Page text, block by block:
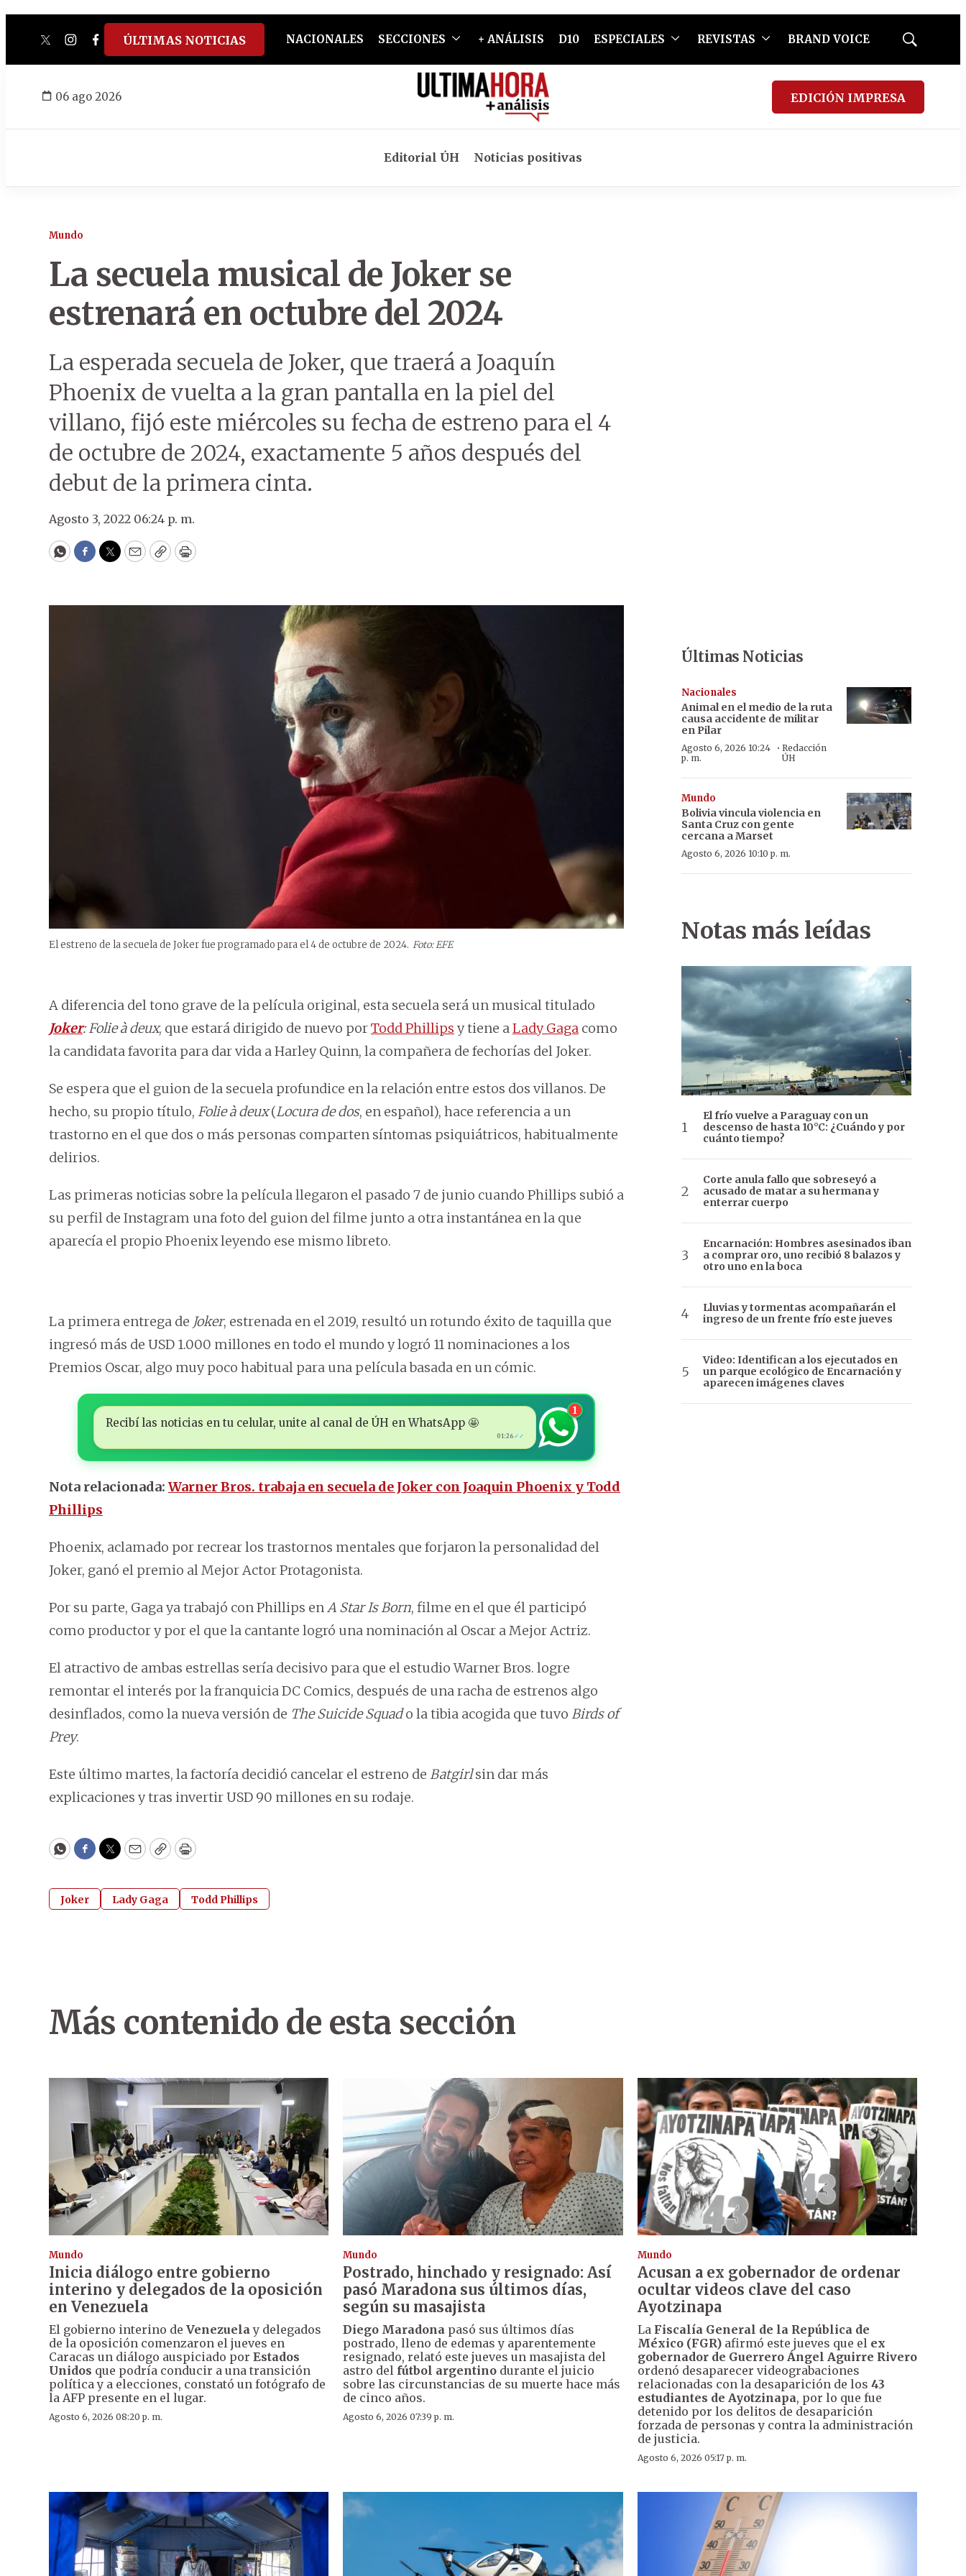
twitterinstagram
facebook
tiktokyoutube
spotify
ÚLTIMAS NOTICIAS NACIONALES SECCIONES + ANÁLISIS D10 ESPECIALES REVISTAS BRAND VOICE
Mostrar
06 ago 2026 EDICIÓN IMPRESA
Editorial ÚH Noticias positivas
Mundo
La secuela musical de Joker se
estrenará en octubre del 2024
La esperada secuela de Joker, que traerá a Joaquín
Phoenix de vuelta a la gran pantalla en la piel del
villano, fijó este miércoles su fecha de estreno para el 4
de octubre de 2024, exactamente 5 años después del
debut de la primera cinta.
Agosto 3, 2022 06:24 p. m.
WhatsApp
Facebook
Twitter
EmailCopyPrint
El estreno de la secuela de Joker fue programado para el 4 de octubre de 2024. Foto: EFE
A diferencia del tono grave de la película original, esta secuela será un musical titulado
Joker: Folie à deux, que estará dirigido de nuevo porTodd Phillips y tiene aLady Gaga como
la candidata favorita para dar vida a Harley Quinn, la compañera de fechorías del Joker.
Se espera que el guion de la secuela profundice en la relación entre estos dos villanos. De
hecho, su propio título, Folie à deux(Locura de dos, en español), hace referencia a un
trastorno en el que dos o más personas comparten síntomas psiquiátricos, habitualmente
delirios.
Las primeras noticias sobre la película llegaron el pasado 7 de junio cuando Phillips subió a
su perfil de Instagram una foto del guion del filme junto a otra instantánea en la que
aparecía el propio Phoenix leyendo ese mismo libreto.
La primera entrega de Joker, estrenada en el 2019, resultó un rotundo éxito de taquilla que
ingresó más de USD 1.000 millones en todo el mundo y logró 11 nominaciones a los
Premios Oscar, algo muy poco habitual para una película basada en un cómic.
Recibí las noticias en tu celular, unite al canal de ÚH en WhatsApp 🤩
01:26 ✓✓
1
Nota relacionada: Warner Bros. trabaja en secuela de Joker con Joaquin Phoenix y Todd
Phillips
Phoenix, aclamado por recrear los trastornos mentales que forjaron la personalidad del
Joker, ganó el premio al Mejor Actor Protagonista.
Por su parte, Gaga ya trabajó con Phillips enA Star Is Born, filme en el que él participó
como productor y por el que la cantante logró una nominación al Oscar a Mejor Actriz.
El atractivo de ambas estrellas sería decisivo para que el estudio Warner Bros. logre
remontar el interés por la franquicia DC Comics, después de una racha de estrenos algo
desinflados, como la nueva versión de The Suicide Squado la tibia acogida que tuvo Birds of
Prey.
Este último martes, la factoría decidió cancelar el estreno de Batgirlsin dar más
explicaciones y tras invertir USD 90 millones en su rodaje.
WhatsApp
Facebook
Twitter
EmailCopyPrint
Joker Lady Gaga Todd Phillips
Últimas Noticias
Nacionales
Animal en el medio de la ruta
causa accidente de militar
en Pilar
Agosto 6, 2026 10:24
p. m.
· Redacción
ÚH
Mundo
Bolivia vincula violencia en
Santa Cruz con gente
cercana a Marset
Agosto 6, 2026 10:10 p. m.
Notas más leídas
El frío vuelve a Paraguay con un
descenso de hasta 10°C: ¿Cuándo y por
cuánto tiempo?
Corte anula fallo que sobreseyó a
acusado de matar a su hermana y
enterrar cuerpo
Encarnación: Hombres asesinados iban
a comprar oro, uno recibió 8 balazos y
otro uno en la boca
Lluvias y tormentas acompañarán el
ingreso de un frente frío este jueves
Video: Identifican a los ejecutados en
un parque ecológico de Encarnación y
aparecen imágenes claves
Más contenido de esta sección
Mundo
Inicia diálogo entre gobierno
interino y delegados de la oposición
en Venezuela
El gobierno interino de Venezuelay delegados
de la oposición comenzaron el jueves en
Caracas un diálogo auspiciado por Estados
Unidos que podría conducir a una transición
política y a elecciones, constató un fotógrafo de
la AFP presente en el lugar.
Agosto 6, 2026 08:20 p. m.
Mundo
Postrado, hinchado y resignado: Así
pasó Maradona sus últimos días,
según su masajista
Diego Maradona pasó sus últimos días
postrado, lleno de edemas y aparentemente
resignado, relató este jueves un masajista del
astro del fútbol argentino durante el juicio
sobre las circunstancias de su muerte hace más
de cinco años.
Agosto 6, 2026 07:39 p. m.
Mundo
Acusan a ex gobernador de ordenar
ocultar videos clave del caso
Ayotzinapa
La Fiscalía General de la República de
México (FGR)afirmó este jueves que el ex
gobernador de Guerrero Ángel Aguirre Rivero
ordenó desaparecer videograbaciones
relacionadas con la desaparición de los 43
estudiantes de Ayotzinapa, por lo que fue
detenido por los delitos de desaparición
forzada de personas y contra la administración
de justicia.
Agosto 6, 2026 05:17 p. m.